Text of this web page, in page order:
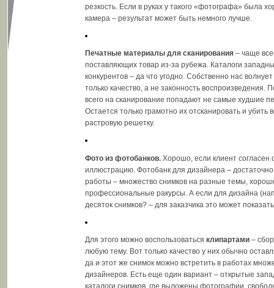
резкость. Если в руках у такого «фотографа» была
камера – результат может быть немного лучше.
Печатные материалы для сканирования – чаще
поставляющих товар из-за рубежа. Каталоги
конкурентов – да что угодно. Собственно нас
только качество, а не законность воспроизведения.
всего на сканирование попадают не самые худшие
Остается только грамотно их отсканировать и убить
растровую решетку.
Фото из фотобанков. Хорошо, если клиент согласен
иллюстрацию. Фотобанк для дизайнера –
работы – множество снимков на разные темы,
профессиональные ракурсы. А если для дизайна
десяток снимков? – для заказчика это может
Для этого можно воспользоваться клипартами –
любую тему. Вот только качество у них обычно
да и этот же снимок можно встретить в работах
дизайнеров. Есть еще один вариант – открытые
каталоги снимков, где выложены фотографии,